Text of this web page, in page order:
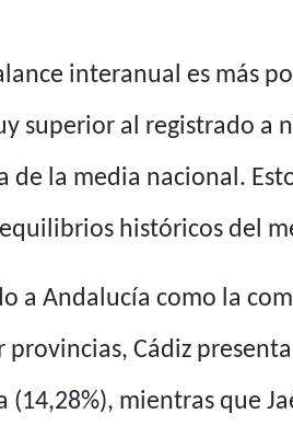
interanual es más
superior al registrado a
de la media nacional.
históricos del
a Andalucía como la
Cádiz
(14,28%), mientras que